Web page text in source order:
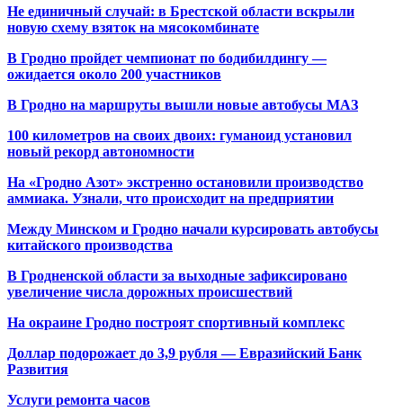
Не единичный случай: в Брестской области вскрыли
новую схему взяток на мясокомбинате
В Гродно пройдет чемпионат по бодибилдингу —
ожидается около 200 участников
В Гродно на маршруты вышли новые автобусы МАЗ
100 километров на своих двоих: гуманоид установил
новый рекорд автономности
На «Гродно Азот» экстренно остановили производство
аммиака. Узнали, что происходит на предприятии
Между Минском и Гродно начали курсировать автобусы
китайского производства
В Гродненской области за выходные зафиксировано
увеличение числа дорожных происшествий
На окраине Гродно построят спортивный комплекс
Доллар подорожает до 3,9 рубля — Евразийский Банк
Развития
Услуги ремонта часов